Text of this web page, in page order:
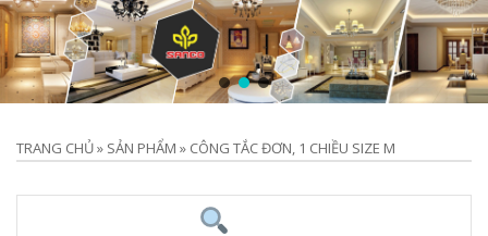
TRANG CHỦ» SẢN PHẨM » CÔNG TẮC ĐƠN, 1 CHIỀU SIZE M